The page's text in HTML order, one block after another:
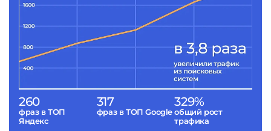
260
фраз в ТОП
Яндекс
317
фраз в ТОП Google
329%
общий рост
трафика